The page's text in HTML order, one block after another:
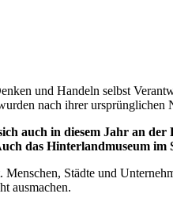
und Handeln selbst
nach ihrer ursprünglichen
auch in diesem Jahr an
das Hinterlandmuseum
Städte und
ausmachen.